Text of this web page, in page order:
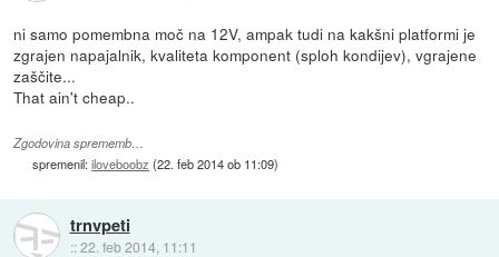
ni samo pomembna moč na 12V, ampak tudi na kakšni platformi je
zgrajen napajalnik, kvaliteta komponent (sploh kondijev), vgrajene
zaščite...
That ain't cheap..
Zgodovina sprememb…
spremenil:iloveboobz (22. feb 2014 ob 11:09)
trnvpeti
::22. feb 2014, 11:11